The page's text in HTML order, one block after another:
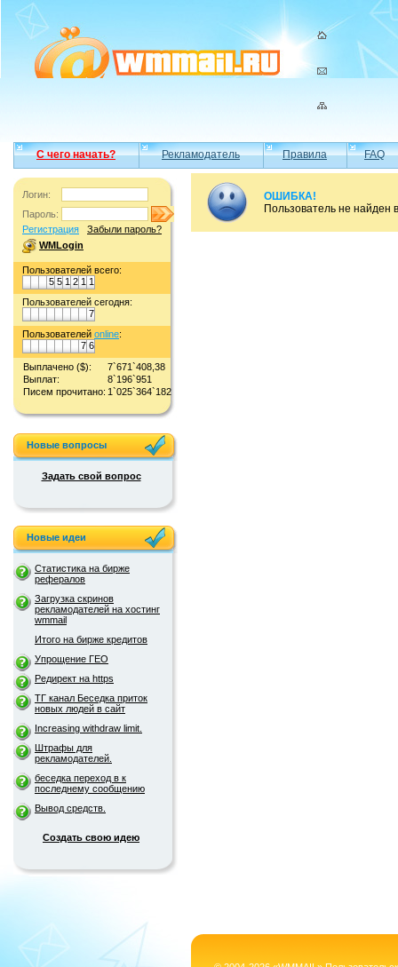
С чего начать? Рекламодатель Правила FAQ
Логин:
Пароль:
Регистрация
Забыли пароль?
WMLogin
Пользователей всего:
5 5 1 2 1 1
Пользователей сегодня:
7
Пользователей online:
7 6
Выплачено ($):
7`671`408,38
Выплат:
8`196`951
Писем прочитано: 1`025`364`182
Новые вопросы
Задать свой вопрос
Новые идеи
Статистика на бирже
рефералов
Загрузка скринов
рекламодателей на хостинг
wmmail
Итого на бирже кредитов
Упрощение ГЕО
Редирект на https
ТГ канал Беседка приток
новых людей в сайт
Increasing withdraw limit.
Штрафы для
рекламодателей.
беседка переход в к
последнему сообщению
Вывод средств.
Создать свою идею
ОШИБКА!
Пользователь не найден